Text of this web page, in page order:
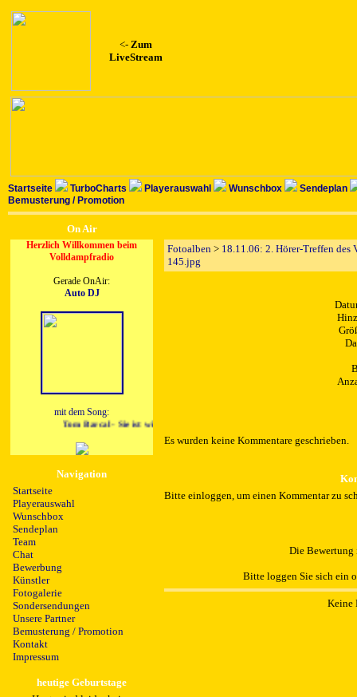
<- Zum
LiveStream
Startseite TurboCharts Playerauswahl Wunschbox
Sendeplan
Bemusterung / Promotion
On Air
Herzlich Willkommen beim
Volldampfradio
Gerade OnAir:
Auto DJ
mit dem Song:
Tom Barcal - Sie ist wie die Sonne
Navigation
Startseite
Playerauswahl
Wunschbox
Sendeplan
Team
Chat
Bewerbung
Künstler
Fotogalerie
Sondersendungen
Unsere Partner
Bemusterung / Promotion
Kontakt
Impressum
heutige Geburtstage
Fotoalben > 18.11.06: 2. Hörer-Treffen des
145.jpg
Es wurden keine Kommentare geschrieben.
Bitte einloggen, um einen Kommentar zu
Die
Bitte loggen Sie sich ein
Keine